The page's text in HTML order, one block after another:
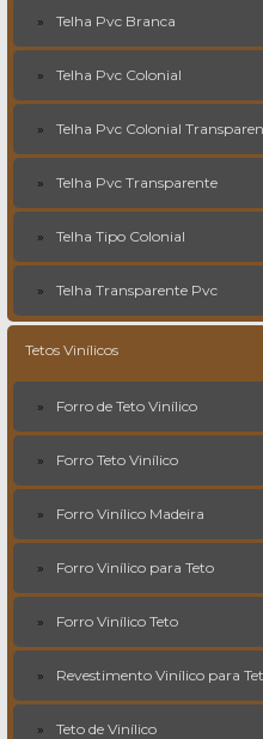
Telha Pvc Branca
Telha Pvc Colonial
Telha Pvc Colonial
Telha Pvc Transparente
Telha Tipo Colonial
Telha Transparente Pvc
Tetos Vinílicos
Forro de Teto Vinílico
Forro Teto Vinílico
Forro Vinílico Madeira
Forro Vinílico para Teto
Forro Vinílico Teto
Revestimento Vinílico para
Teto de Vinílico